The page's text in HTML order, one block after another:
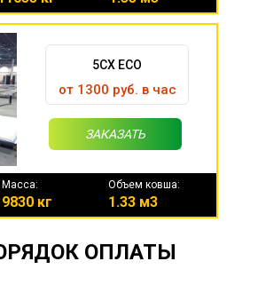
5CX ECO
от 1300 руб. в час
ЗАКАЗАТЬ
Масса:
9830 кг
Объем ковша:
1.33 м3
ОПЛАТЫ